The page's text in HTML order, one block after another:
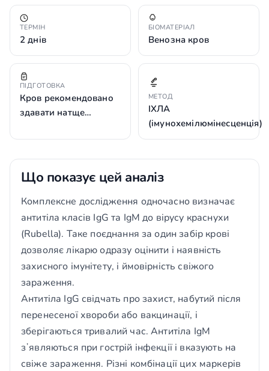
ТЕРМІН
2 днів
БІОМАТЕРІАЛ
Венозна кров
ПІДГОТОВКА
Кров рекомендовано
здавати натще…
МЕТОД
ІХЛА
(імунохемілюмінесценція)
Що показує цей аналіз
Комплексне дослідження одночасно визначає
антитіла класів IgG та IgM до вірусу краснухи
(Rubella). Таке поєднання за один забір крові
дозволяє лікарю одразу оцінити і наявність
захисного імунітету, і ймовірність свіжого
зараження.
Антитіла IgG свідчать про захист, набутий після
перенесеної хвороби або вакцинації, і
зберігаються тривалий час. Антитіла IgM
зʼявляються при гострій інфекції і вказують на
свіже зараження. Різні комбінації цих маркерів